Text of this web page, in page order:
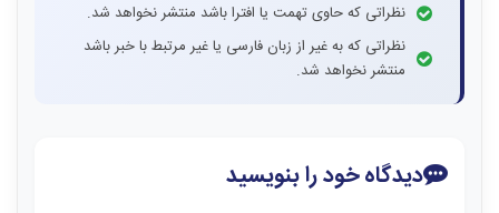
نظراتی که حاوی تهمت یا افترا باشد منتشر نخواهد شد.
نظراتی که به غیر از زبان فارسی یا غیر مرتبط با خبر باشد
منتشر نخواهد شد.
دیدگاه خود را بنویسید